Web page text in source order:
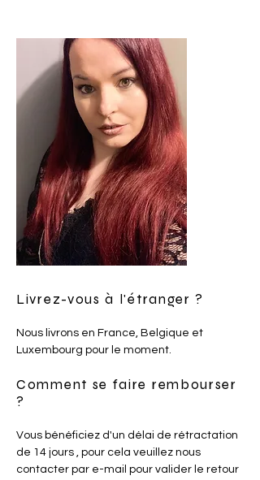
FAQ
Livrez-vous à l'étranger ?
Nous livrons en France, Belgique et
Luxembourg pour le moment.
Comment se faire rembourser
?
Vous bénéficiez d'un délai de rétractation
de 14 jours , pour cela veuillez nous
contacter par e-mail pour valider le retour